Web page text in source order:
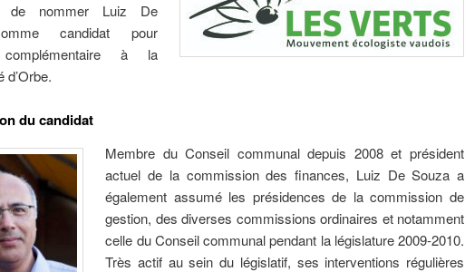
de nommer Luiz De
candidat pour
complémentaire à la
d’Orbe.
du candidat
Membre du Conseil communal depuis 2008 et président
actuel de la commission des finances, Luiz De Souza a
également assumé les présidences de la commission de
gestion, des diverses commissions ordinaires et notamment
celle du Conseil communal pendant la législature 2009-2010.
Très actif au sein du législatif, ses interventions régulières